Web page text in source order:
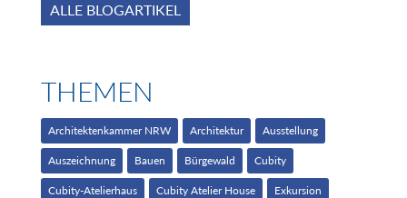
ALLE BLOGARTIKEL
THEMEN
Architektenkammer NRW Architektur Ausstellung
Auszeichnung Bauen Bürgewald Cubity
Cubity-Atelierhaus Cubity Atelier House Exkursion